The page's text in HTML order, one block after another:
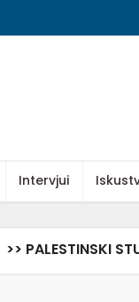
Intervjui
>> PALESTINSKI